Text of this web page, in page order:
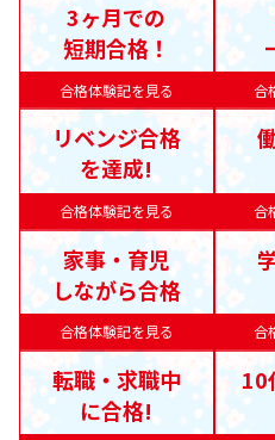
合格体験記を見る
3ヶ月での
短期合格！
合
合格体験記を見る
リベンジ合格
を達成!
合
合格体験記を見る
家事・育児
しながら合格
合
転職・求職中
に合格!
10